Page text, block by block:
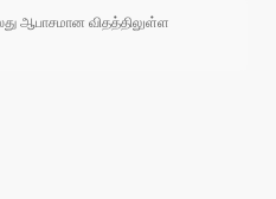
ஆபாசமான விதத்திலுள்ள